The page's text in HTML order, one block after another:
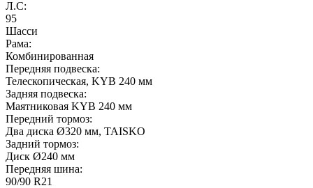
Л.С:
95
Шасси
Рама:
Комбинированная
Передняя подвеска:
Телескопическая, KYB 240 мм
Задняя подвеска:
Маятниковая KYB 240 мм
Передний тормоз:
Два диска Ø320 мм, TAISKO
Задний тормоз:
Диск Ø240 мм
Передняя шина:
90/90 R21